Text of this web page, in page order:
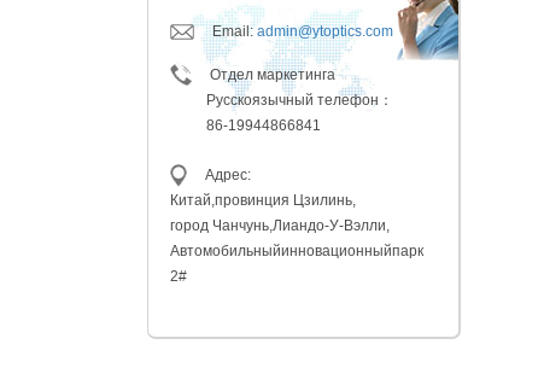
Email:admin@ytoptics.com
Отдел маркетинга
Русскоязычный телефон：
86-19944866841
Адрес:
Китай,провинция Цзилинь,
город Чанчунь,Лиандо-У-Вэлли,
Автомобильныйинновационныйпарк
2#